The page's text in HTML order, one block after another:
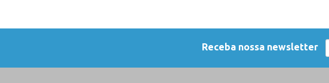
Receba nossa newsletter